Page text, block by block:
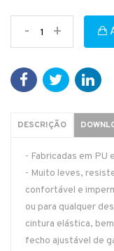
- +
DESCRIÇÃO
- Fabricadas em PU
- Muito leves,
confortável e
ou para qualquer
cintura elástica,
fecho ajustável de